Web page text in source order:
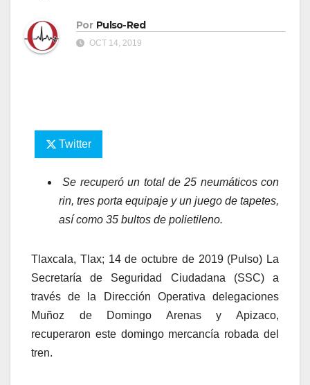
Por Pulso-Red
OCT 14, 2019
Twitter
Se recuperó un total de 25 neumáticos con
rin, tres porta equipaje y un juego de tapetes,
así como 35 bultos de polietileno.
Tlaxcala, Tlax; 14 de octubre de 2019 (Pulso) La
Secretaría de Seguridad Ciudadana (SSC) a
través de la Dirección Operativa delegaciones
Muñoz de Domingo Arenas y Apizaco,
recuperaron este domingo mercancía robada del
tren.